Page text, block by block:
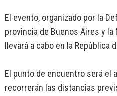
El evento, organizado por la
provincia de Buenos Aires y la
llevará a cabo en la República
El punto de encuentro será el
recorrerán las distancias